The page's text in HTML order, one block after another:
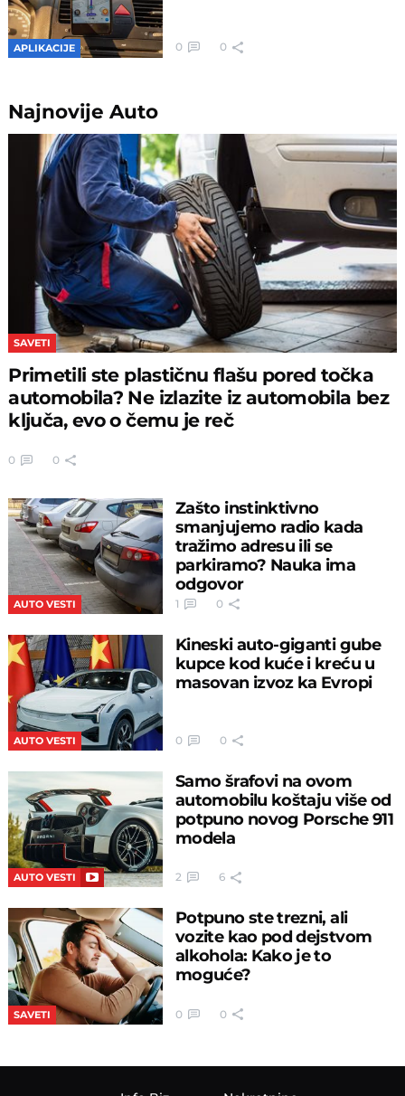
APLIKACIJE 0 0
NajnovijeAuto
SAVETI
Primetili ste plastičnu flašu pored točka
automobila? Ne izlazite iz automobila bez
ključa, evo o čemu je reč
0 0
AUTO VESTI
Zašto instinktivno
smanjujemo radio kada
tražimo adresu ili se
parkiramo? Nauka ima
odgovor
1 0
AUTO VESTI
Kineski auto-giganti gube
kupce kod kuće i kreću u
masovan izvoz ka Evropi
0 0
AUTO VESTI
Samo šrafovi na ovom
automobilu koštaju više od
potpuno novog Porsche 911
modela
2 6
SAVETI
Potpuno ste trezni, ali
vozite kao pod dejstvom
alkohola: Kako je to
moguće?
0 0